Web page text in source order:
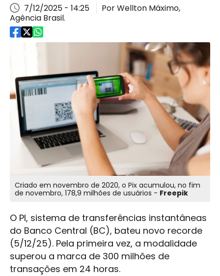
7/12/2025 - 14:25
Por Wellton Máximo,
Agência Brasil.
Criado em novembro de 2020, o Pix acumulou, no fim
de novembro, 178,9 milhões de usuários - Freepik
O PI, sistema de transferências instantâneas
do Banco Central (BC), bateu novo recorde
(5/12/25). Pela primeira vez, a modalidade
superou a marca de 300 milhões de
transações em 24 horas.